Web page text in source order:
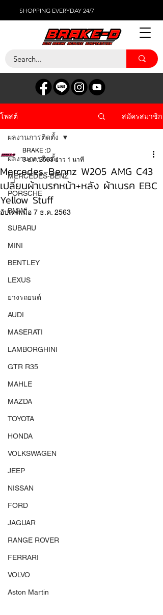
SHOPPING EVERYDAY 24/7
โพสต์ สมัครสมาชิก
ผลงานการติดตั้ง
MERCEDES-BENZ
PORSCHE
BMW
SUBARU
MINI
BENTLEY
LEXUS
ยางรถยนต์
AUDI
MASERATI
LAMBORGHINI
GTR R35
MAHLE
MAZDA
TOYOTA
HONDA
VOLKSWAGEN
JEEP
NISSAN
FORD
JAGUAR
RANGE ROVER
FERRARI
VOLVO
Aston Martin
ผลงานการติดตั้ง
Mercedes-Bennz W205 AMG C43
เปลี่ยนผ้าเบรกหน้า+หลัง ผ้าเบรค EBC
Yellow Stuff
BRAKE :D
3 ธ.ค. 2563 ยาว 1 นาที
อัปเดตเมื่อ 7 ธ.ค. 2563